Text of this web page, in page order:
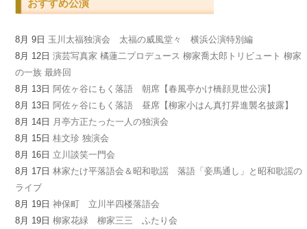
おすすめ公演
8月 9日 玉川太福独演会 太福の威風堂々 横浜公演特別編
8月 12日演芸写真家 橘蓮二プロデュース 柳家喬太郎トリビュート 柳家
の一族 最終回
8月 13日阿佐ヶ谷にもく落語 朝席【春風亭かけ橋顔見世公演】
8月 13日阿佐ヶ谷にもく落語 昼席【柳家小はん真打昇進襲名披露】
8月 14日 月亭方正たった一人の独演会
8月 15日桂文珍 独演会
8月 16日 立川談笑一門会
8月 17日林家たけ平落語会＆昭和歌謡 落語「妾馬通し」と昭和歌謡の
ライブ
8月 19日神保町 立川半四楼落語会
8月 19日柳家花緑 柳家三三 ふたり会